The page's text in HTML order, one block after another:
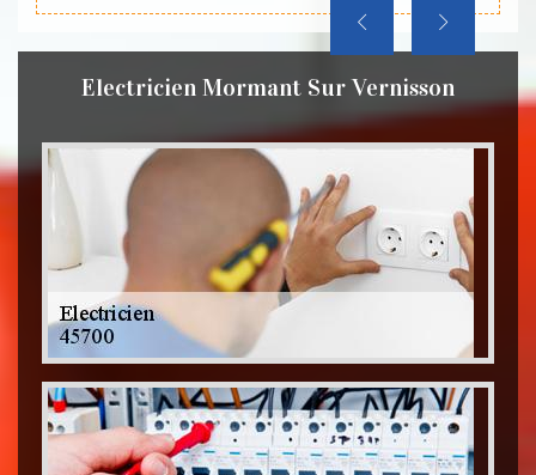
Electricien Mormant Sur Vernisson